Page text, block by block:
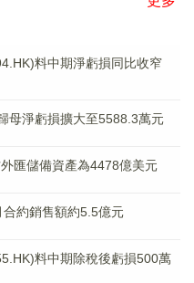
料中期淨虧損同比收窄
母淨虧損擴大至5588.3萬元
匯儲備資產為4478億美元
約銷售額約5.5億元
料中期除稅後虧損500萬